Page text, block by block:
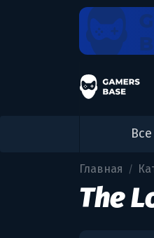
Главная /
The